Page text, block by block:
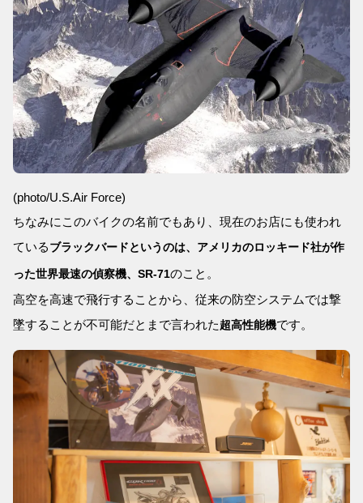
(photo/U.S.Air Force)
ちなみにこのバイクの名前でもあり、現在のお店にも使われ
ているブラックバードというのは、アメリカのロッキード社が作
った世界最速の偵察機、SR-71のこと。
高空を高速で飛行することから、従来の防空システムでは撃
墜することが不可能だとまで言われた超高性能機です。